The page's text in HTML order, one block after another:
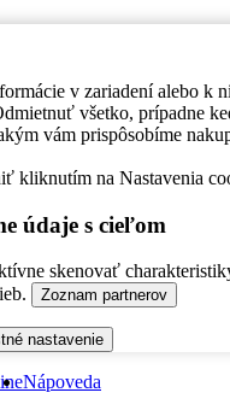
v zariadení alebo k
všetko, prípadne
vám prispôsobíme
kliknutím na Nastavenia
údaje s cieľom
skenovať
Zoznam partnerov
nastavenie
Nápoveda